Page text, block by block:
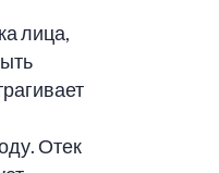
лица,
Отек